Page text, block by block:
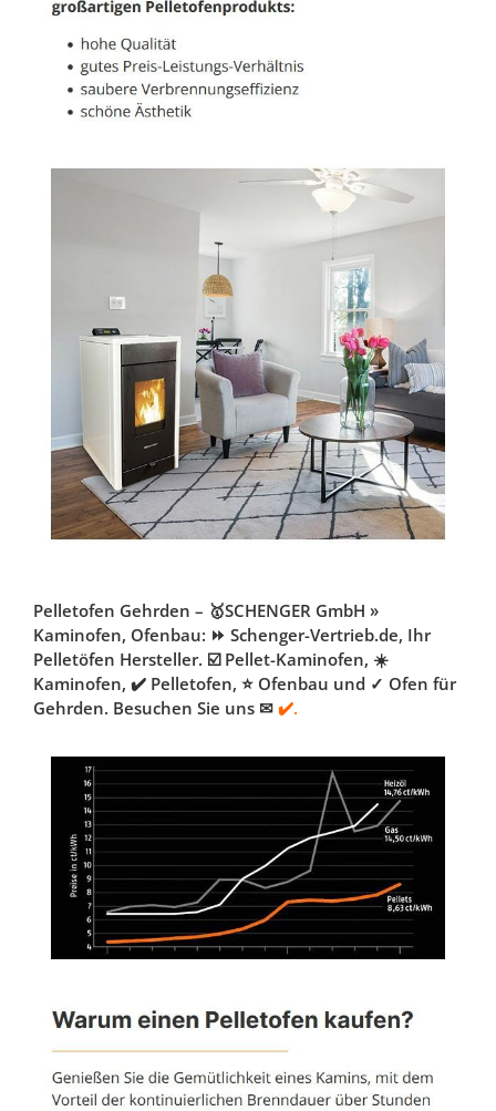
Pelletofen Gehrden – 🥇SCHENGER GmbH »
Kaminofen, Ofenbau: ⏩ Schenger-Vertrieb.de, Ihr
Pelletöfen Hersteller. ☑️ Pellet-Kaminofen, ☀️
Kaminofen, ✔️ Pelletofen, ⭐ Ofenbau und ✓ Ofen für
Gehrden. Besuchen Sie uns ✉ ✔️.